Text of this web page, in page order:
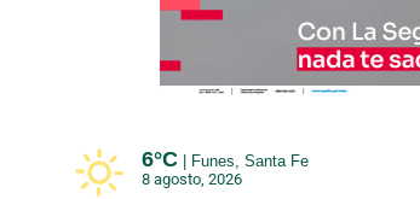
6°C
Funes, Santa Fe
8 agosto, 2026